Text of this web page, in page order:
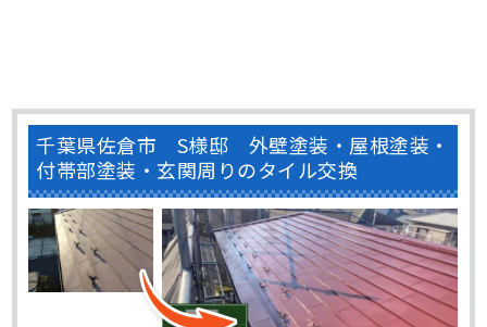
千葉県佐倉市 S様邸 外壁塗装・屋根塗装・
付帯部塗装・玄関周りのタイル交換